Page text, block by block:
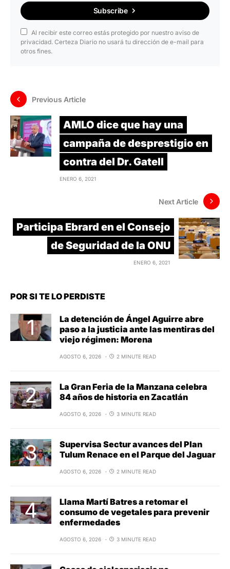
Subscribe
Al recibir este correo estás protegido por nuestro aviso de
privacidad. Certeza Diario no usará tu dirección de e-mail para
otros fines.
Previous Article
AMLO dice que hay una
campaña de desprestigio en
contra del Dr. Gatell
ENERO 6, 2021
Next Article
Participa Ebrard en el Consejo
de Seguridad de la ONU
ENERO 6, 2021
POR SI TE LO PERDISTE
La detención de Ángel Aguirre abre
paso a la justicia ante las mentiras del
viejo régimen: Morena
AGOSTO 6, 2026 2 MINUTE READ
La Gran Feria de la Manzana celebra
84 años de historia en Zacatlán
AGOSTO 6, 2026 3 MINUTE READ
Supervisa Sectur avances del Plan
Tulum Renace en el Parque del Jaguar
AGOSTO 6, 2026 2 MINUTE READ
Llama Martí Batres a retomar el
consumo de vegetales para prevenir
enfermedades
AGOSTO 6, 2026 3 MINUTE READ